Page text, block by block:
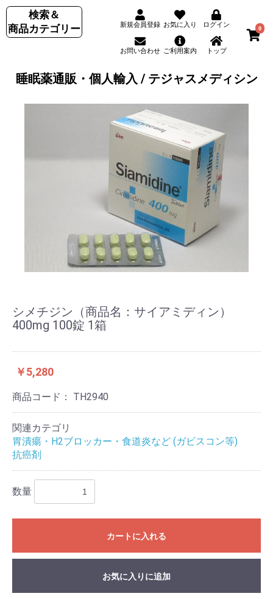
検索＆
商品カテゴリー
新規会員登録 お気に入り ログイン
お問い合わせ ご利用案内 トップ
0
睡眠薬通販・個人輸入 / テジャスメディシン
シメチジン（商品名：サイアミディン）
400mg 100錠 1箱
￥5,280
商品コード： TH2940
関連カテゴリ
胃潰瘍・H2ブロッカー・食道炎など (ガビスコン等)
抗癌剤
数量
カートに入れる
お気に入りに追加